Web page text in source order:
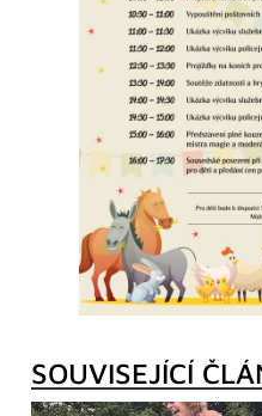
SOUVISEJÍCÍ